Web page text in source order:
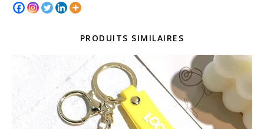
PRODUITS SIMILAIRES